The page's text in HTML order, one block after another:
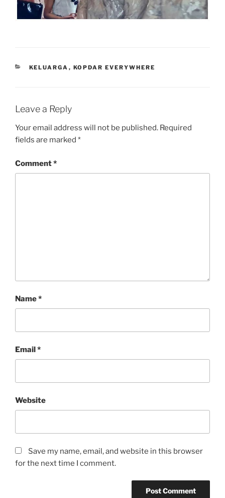
CATEGORIES
KELUARGA , KOPDAR EVERYWHERE
Leave a Reply
Your email address will not be published. Required
fields are marked *
Comment*
Name*
Email*
Website
Save my name, email, and website in this browser
for the next time I comment.